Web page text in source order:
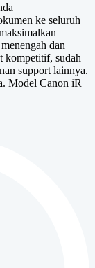
ke seluruh
dan
kompetitif, sudah
support lainnya.
Model Canon iR